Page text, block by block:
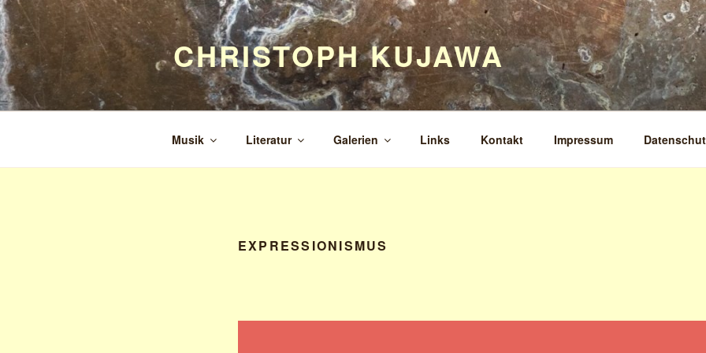
Zum
Inhalt
springen
CHRISTOPH KUJAWA
Musik Literatur Galerien Links Kontakt Impressum
EXPRESSIONISMUS